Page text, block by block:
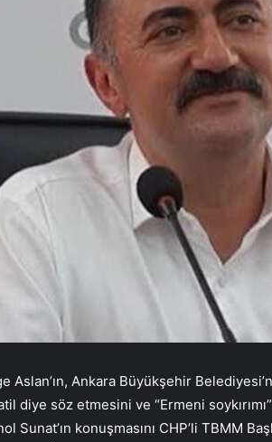
Ankara Büyükşehir
diye söz etmesini ve “Ermeni
Sunat’ın konuşmasını CHP’li TBMM